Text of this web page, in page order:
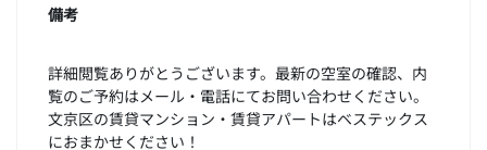
備考
詳細閲覧ありがとうございます。最新の空室の確認、内
覧のご予約はメール・電話にてお問い合わせください。
文京区の賃貸マンション・賃貸アパートはベステックス
におまかせください！